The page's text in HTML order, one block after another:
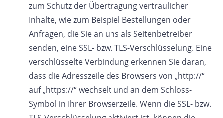
zum Schutz der Übertragung vertraulicher
Inhalte, wie zum Beispiel Bestellungen oder
Anfragen, die Sie an uns als Seitenbetreiber
senden, eine SSL- bzw. TLS-Verschlüsselung. Eine
verschlüsselte Verbindung erkennen Sie daran,
dass die Adresszeile des Browsers von „http://“
auf „https://“ wechselt und an dem Schloss-
Symbol in Ihrer Browserzeile. Wenn die SSL- bzw.